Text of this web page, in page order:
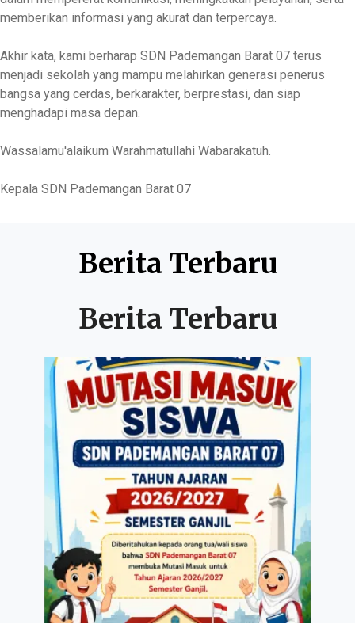
memberikan informasi yang akurat dan terpercaya.
Akhir kata, kami berharap SDN Pademangan Barat 07 terus
menjadi sekolah yang mampu melahirkan generasi penerus
bangsa yang cerdas, berkarakter, berprestasi, dan siap
menghadapi masa depan.
Wassalamu'alaikum Warahmatullahi Wabarakatuh.
Kepala SDN Pademangan Barat 07
Berita Terbaru
Berita Terbaru